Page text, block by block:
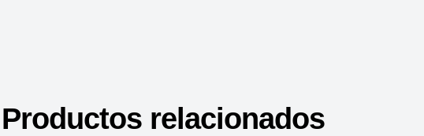
Productos relacionados